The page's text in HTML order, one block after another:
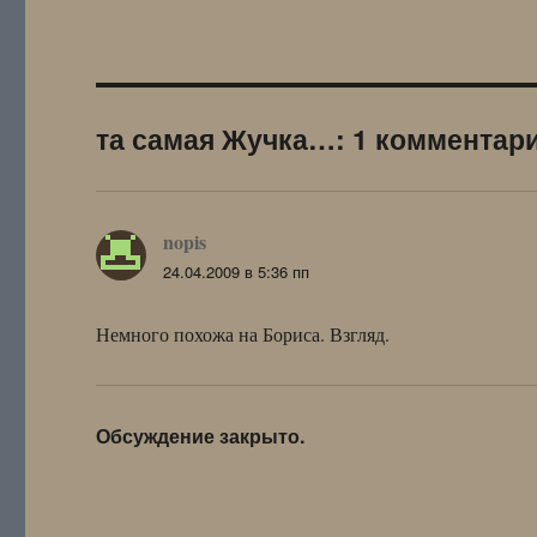
та самая Жучка…: 1
nopis
24.04.2009 в 5:36 пп
Немного похожа на Бориса. Взгляд.
Обсуждение закрыто.